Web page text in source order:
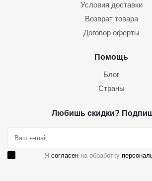
Условия доставки
Возврат товара
Договор оферты
Помощь
Блог
Страны
Любишь скидки?
Я согласен на обработку